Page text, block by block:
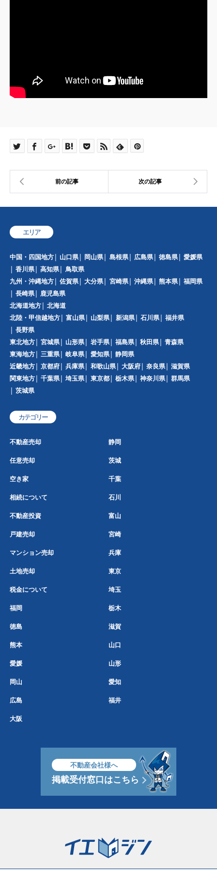
エリア
中国・四国地方 山口県 岡山県 島根県 広島県 徳島県
愛媛県
香川県
高知県
鳥取県
九州・沖縄地方
佐賀県 大分県 宮崎県 沖縄県 熊本県
福岡県
長崎県
鹿児島県
北海道地方
北海道
北陸・甲信越地方
富山県 山梨県 新潟県 石川県
福井県
長野県
東北地方
宮城県 山形県 岩手県 福島県 秋田県
青森県
東海地方
三重県 岐阜県 愛知県
静岡県
近畿地方
京都府 兵庫県 和歌山県 大阪府 奈良県
滋賀県
関東地方
千葉県 埼玉県 東京都 栃木県 神奈川県
群馬県
茨城県
カテゴリー
不動産売却 静岡
任意売却 茨城
空き家 千葉
相続について 石川
不動産投資 富山
戸建売却 宮崎
マンション売却 兵庫
土地売却 東京
税金について 埼玉
福岡 栃木
徳島 滋賀
熊本 山口
愛媛 山形
岡山 愛知
広島 福井
大阪
不動産会社様へ
掲載受付窓口はこちら